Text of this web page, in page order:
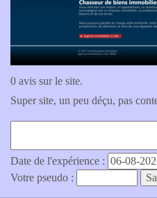
0 avis sur le site.
Super site, un peu déçu, pas
Date de l'expérience :
Votre pseudo :